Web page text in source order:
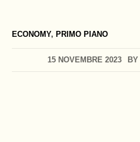
ECONOMY, PRIMO PIANO
15 NOVEMBRE 2023 BY